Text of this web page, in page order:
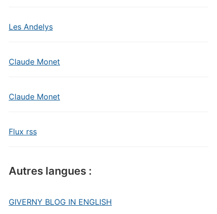
Les Andelys
Claude Monet
Claude Monet
Flux rss
Autres langues :
GIVERNY BLOG IN ENGLISH